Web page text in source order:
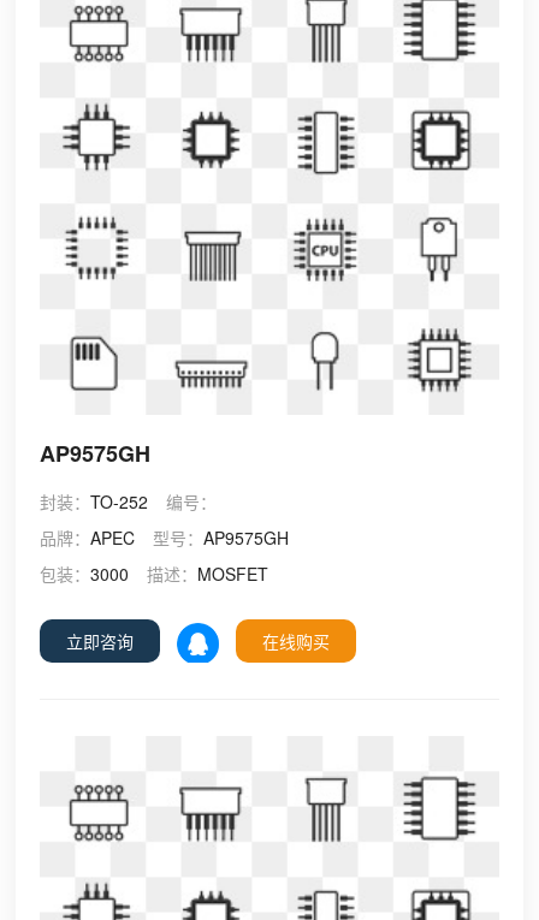
AP9575GH
封装：TO-252
编号：
品牌：APEC 型号：AP9575GH
包装：3000 描述： MOSFET
立即咨询 在线购买